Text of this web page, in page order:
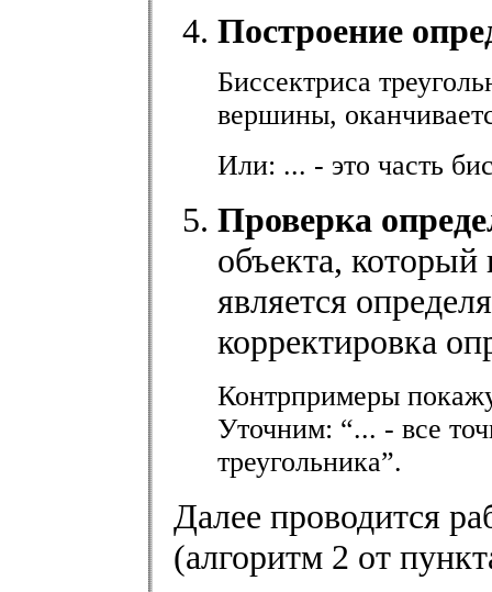
Построение
Биссектриса
вершины,
Или: ... - это часть
Проверка
объекта, который
является
корректировка
Контрпримеры
Уточним: “... - все
треугольника”.
Далее проводится
(алгоритм 2 от